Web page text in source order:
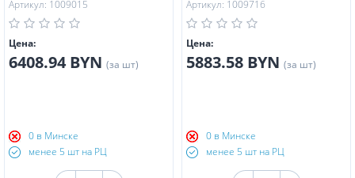
Артикул: 1009015
Цена:
6408.94 BYN (за шт)
0 в Минске
менее 5 шт на РЦ
Артикул: 1009716
Цена:
5883.58 BYN (за шт)
0 в Минске
менее 5 шт на РЦ